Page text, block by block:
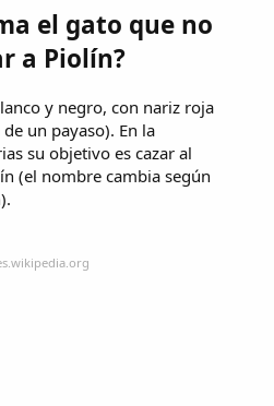
el gato que no
a Piolín?
y negro, con nariz roja
un payaso). En la
su objetivo es cazar al
(el nombre cambia según